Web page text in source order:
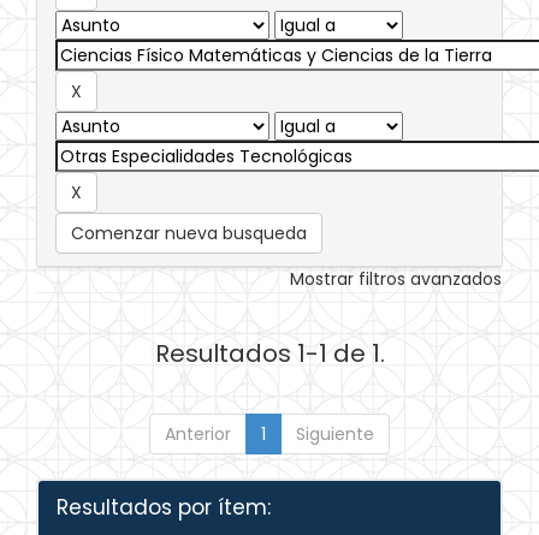
Comenzar nueva busqueda
Mostrar filtros avanzados
Resultados 1-1 de 1.
Anterior 1 Siguiente
Resultados por ítem: